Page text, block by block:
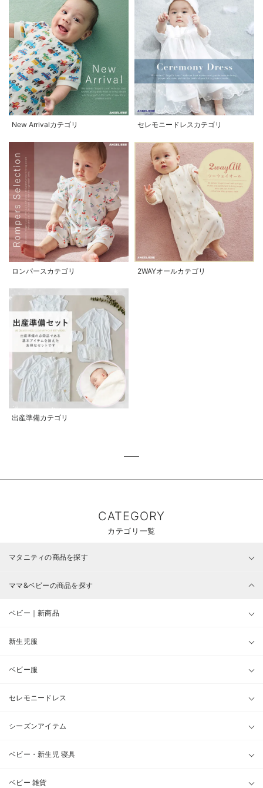
New Arrivalカテゴリ セレモニードレスカテゴリ
ロンパースカテゴリ 2WAYオールカテゴリ
出産準備カテゴリ
CATEGORY
カテゴリ一覧
マタニティの商品を探す
ママ&ベビーの商品を探す
ベビー｜新商品
新生児服
ベビー服
セレモニードレス
シーズンアイテム
ベビー・新生児 寝具
ベビー 雑貨